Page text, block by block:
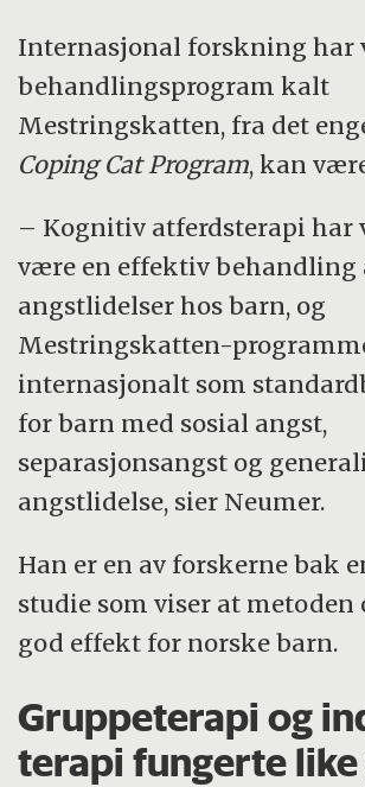
Internasjonal forskning har
behandlingsprogram kalt
Mestringskatten, fra det
Coping Cat Program, kan
– Kognitiv atferdsterapi har
være en effektiv behandling
angstlidelser hos barn, og
Mestringskatten-
internasjonalt som
for barn med sosial angst,
separasjonsangst og
angstlidelse, sier Neumer.
Han er en av forskerne bak
studie som viser at metoden
god effekt for norske barn.
Gruppeterapi og
terapi fungerte